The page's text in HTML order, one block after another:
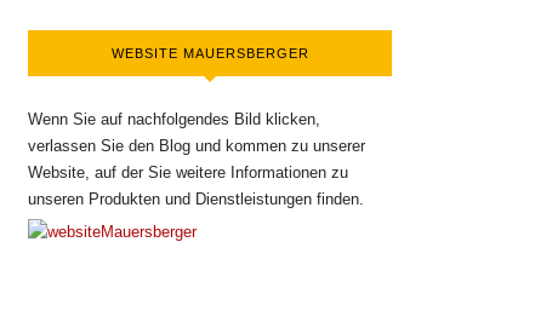
WEBSITE MAUERSBERGER
Wenn Sie auf nachfolgendes Bild klicken,
verlassen Sie den Blog und kommen zu unserer
Website, auf der Sie weitere Informationen zu
unseren Produkten und Dienstleistungen finden.